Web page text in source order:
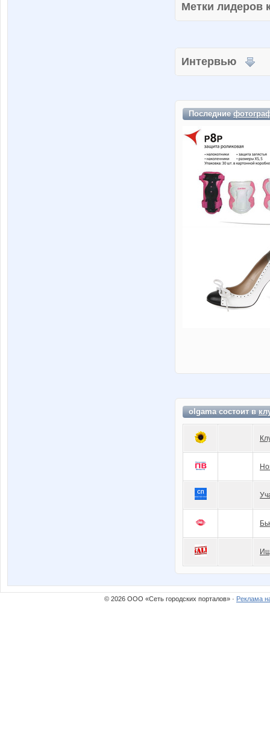
Метки
Интервью
Последние
olgama состоит в
© 2026 ООО «Сеть городских порталов» · Реклама